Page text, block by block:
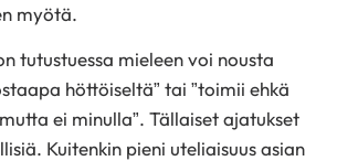
myötä.
tutustuessa mieleen voi nousta
höttöiseltä” tai ”toimii ehkä
ei minulla”. Tällaiset ajatukset
Kuitenkin pieni uteliaisuus asian